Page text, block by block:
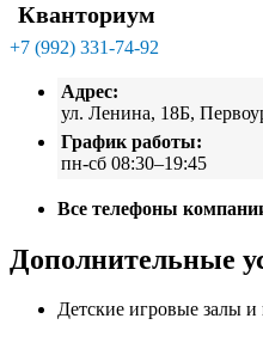
Кванториум
+7 (992) 331-74-92
Адрес:
ул. Ленина, 18Б,
График работы:
пн-сб 08:30–19:45
Все телефоны
Дополнительные
Детские игровые залы